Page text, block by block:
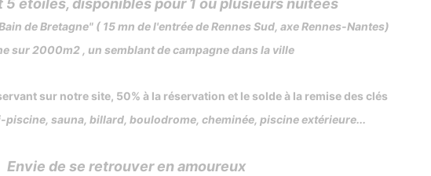
5 étoiles, disponibles pour 1 ou plusieurs nuitées
de Bretagne" ( 15 mn de l'entrée de Rennes Sud, axe Rennes-Nantes)
sur 2000m2 , un semblant de campagne dans la ville
sur notre site, 50% à la réservation et le solde à la remise des clés
sauna, billard, boulodrome, cheminée, piscine extérieure...
Envie de se retrouver en amoureux